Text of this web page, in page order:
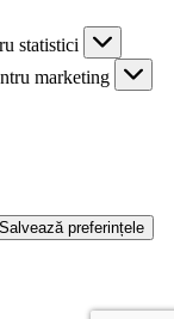
statistici
marketing
Salvează preferințele